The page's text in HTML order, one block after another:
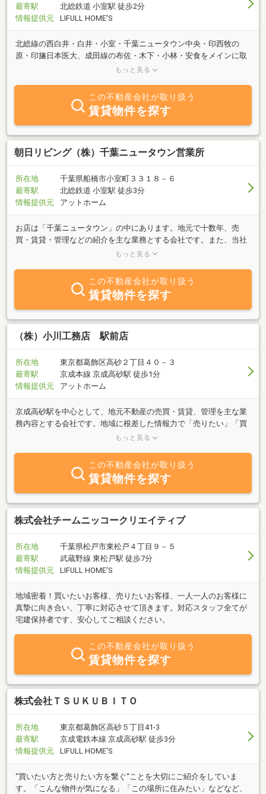
最寄駅
北総鉄道 小室駅 徒歩2分
情報提供元
LIFULL HOME'S
北総線の西白井・白井・小室・千葉ニュータウン中央・印西牧の
原・印旛日本医大、成田線の布佐・木下・小林・安食をメインに取
り扱っています。情報の量・質ときめ細かい対応を心がけていま
もっと見る
この不動産会社が取り扱う
賃貸物件を探す
朝日リビング（株）千葉ニュータウン営業所
所在地
千葉県船橋市小室町３３１８－６
最寄駅
北総鉄道 小室駅 徒歩3分
情報提供元
アットホーム
お店は「千葉ニュータウン」の中にあります。地元で十数年、売
買・賃貸・管理などの紹介を主な業務とする会社です。また、当社
発行の千葉ニュータウン情報誌「アリス」も地域の皆様に大変ご好
「借りたい」ご希望の方、「千葉ニュータウンに関する質問」、
「不動産全般に関する質問」等、豊富な情報力でスピーディーな対
応を心がけておりますので、何でもご相談ください！！
もっと見る
この不動産会社が取り扱う
賃貸物件を探す
（株）小川工務店 駅前店
所在地
東京都葛飾区高砂２丁目４０－３
最寄駅
京成本線 京成高砂駅 徒歩1分
情報提供元
アットホーム
京成高砂駅を中心として、地元不動産の売買・賃貸、管理を主な業
務内容とする会社です。地域に根差した情報力で「売りたい」「買
いたい」「借りたい」など、不動産の事ならどんな些細な事でも当
す。当社は気軽に立寄ることのできる"街の不動産屋”を目指してお
ります。住まい探しのことなら何でもご相談下さい！
もっと見る
この不動産会社が取り扱う
賃貸物件を探す
株式会社チームニッコークリエイティブ
所在地
千葉県松戸市東松戸４丁目９－５
最寄駅
武蔵野線 東松戸駅 徒歩7分
情報提供元
LIFULL HOME'S
地域密着！買いたいお客様、売りたいお客様、一人一人のお客様に
真摯に向き合い、丁寧に対応させて頂きます。対応スタッフ全てが
宅建保持者です、安心してご相談ください。
この不動産会社が取り扱う
賃貸物件を探す
株式会社ＴＳＵＫＵＢＩＴＯ
所在地
東京都葛飾区高砂５丁目41-3
最寄駅
京成電鉄本線 京成高砂駅 徒歩3分
情報提供元
LIFULL HOME'S
“買いたい方と売りたい方を繋ぐ“ことを大切にご紹介をしていま
す。「こんな物件が気になる」「この場所に住みたい」などなど、